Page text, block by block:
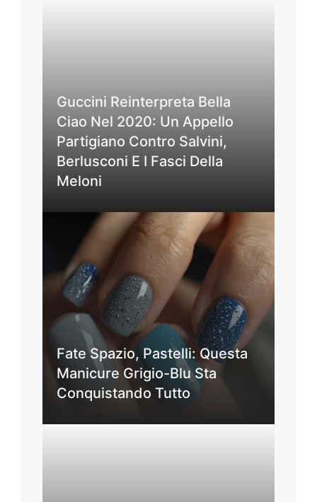
Guccini Reinterpreta Bella
Ciao Nel 2020: Un Appello
Partigiano Contro Salvini,
Berlusconi E I Fasci Della
Meloni
Fate Spazio, Pastelli: Questa
Manicure Grigio-Blu Sta
Conquistando Tutto